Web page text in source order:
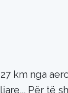
km nga
Për të